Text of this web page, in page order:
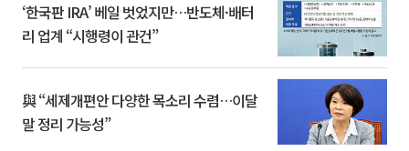
‘한국판 IRA’ 베일 벗었지만…반도체·배터
리 업계 “시행령이 관건”
與 “세제개편안 다양한 목소리 수렴…이달
말 정리 가능성”